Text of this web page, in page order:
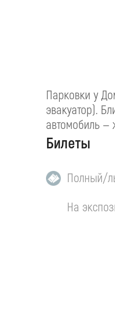
Парковки у
эвакуатор).
автомобиль
Билеты
Полный/
На